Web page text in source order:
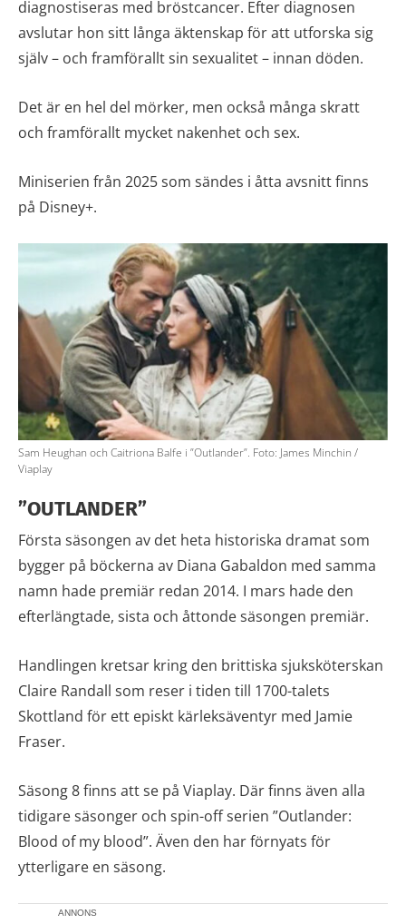
diagnostiseras med bröstcancer. Efter diagnosen
avslutar hon sitt långa äktenskap för att utforska sig
själv – och framförallt sin sexualitet – innan döden.
Det är en hel del mörker, men också många skratt
och framförallt mycket nakenhet och sex.
Miniserien från 2025 som sändes i åtta avsnitt finns
på Disney+.
Sam Heughan och Caitriona Balfe i ”Outlander”. Foto: James Minchin /
Viaplay
”OUTLANDER”
Första säsongen av det heta historiska dramat som
bygger på böckerna av Diana Gabaldon med samma
namn hade premiär redan 2014. I mars hade den
efterlängtade, sista och åttonde säsongen premiär.
Handlingen kretsar kring den brittiska sjuksköterskan
Claire Randall som reser i tiden till 1700-talets
Skottland för ett episkt kärleksäventyr med Jamie
Fraser.
Säsong 8 finns att se på Viaplay. Där finns även alla
tidigare säsonger och spin-off serien ”Outlander:
Blood of my blood”. Även den har förnyats för
ytterligare en säsong.
ANNONS